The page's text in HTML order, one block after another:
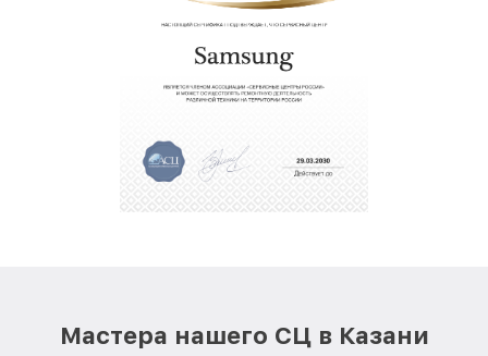
Мастера нашего СЦ в Казани